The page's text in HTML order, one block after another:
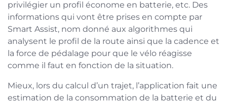
privilégier un profil économe en batterie, etc. Des
informations qui vont être prises en compte par
Smart Assist, nom donné aux algorithmes qui
analysent le profil de la route ainsi que la cadence et
la force de pédalage pour que le vélo réagisse
comme il faut en fonction de la situation.
Mieux, lors du calcul d’un trajet, l’application fait une
estimation de la consommation de la batterie et du